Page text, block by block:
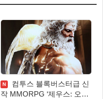
N
컴투스 블록버스터급 신
작 MMORPG ‘제우스: 오만